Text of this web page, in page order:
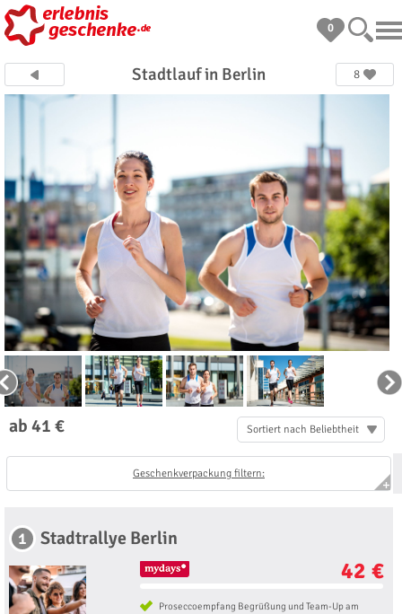
0
Stadtlauf in Berlin 8
ab 41 € Sortiert nach Beliebtheit
Geschenkverpackung filtern:
1 Stadtrallye Berlin
42 €
Proseccoempfang Begrüßung und Team-Up am